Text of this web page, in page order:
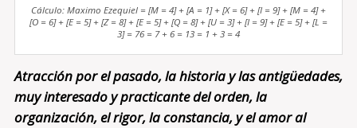
Cálculo: Maximo Ezequiel = [M = 4] + [A = 1] + [X = 6] + [I = 9] + [M = 4] +
[O = 6] + [E = 5] + [Z = 8] + [E = 5] + [Q = 8] + [U = 3] + [I = 9] + [E = 5] + [L =
3] = 76 = 7 + 6 = 13 = 1 + 3 = 4
Atracción por el pasado, la historia y las antigüedades,
muy interesado y practicante del orden, la
organización, el rigor, la constancia, y el amor al